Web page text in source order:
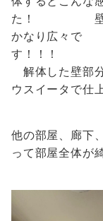
た！ 壁が無
かなり広々で
す
解体した壁部
ウスイータで仕
他の部屋、廊下
って部屋全体が